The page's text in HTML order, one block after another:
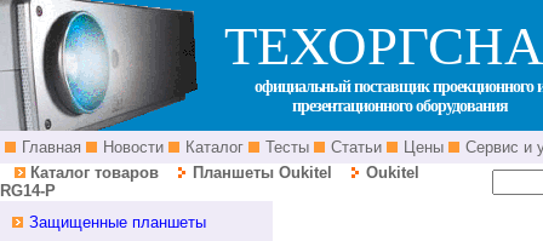
официальный поставщик проекционного
презентационного оборудования
Главная Новости Каталог Тесты Статьи Цены
Сервис и
Каталог товаров
Планшеты Oukitel
Oukitel
RG14-P
Защищенные планшеты